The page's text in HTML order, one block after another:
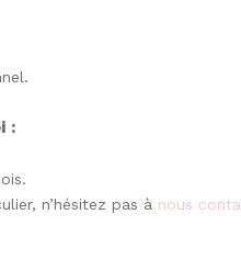
:
n’hésitez pas à nous